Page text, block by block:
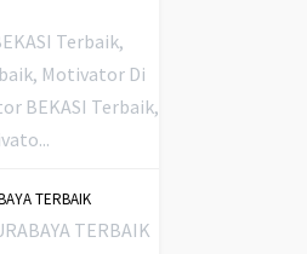
Terbaik,
Motivator Di
BEKASI Terbaik,
TERBAIK
TERBAIK